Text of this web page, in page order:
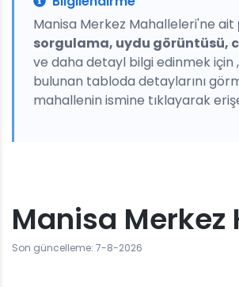
Manisa Merkez Mahalleleri'ne ait
sorgulama, uydu görüntüsü,
ve daha detayl bilgi edinmek için
bulunan tabloda detaylarını
mahallenin ismine tıklayarak
Manisa Merkez
Son güncelleme: 7-8-2026